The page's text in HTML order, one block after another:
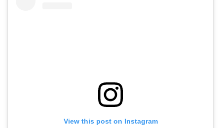
View this post on Instagram